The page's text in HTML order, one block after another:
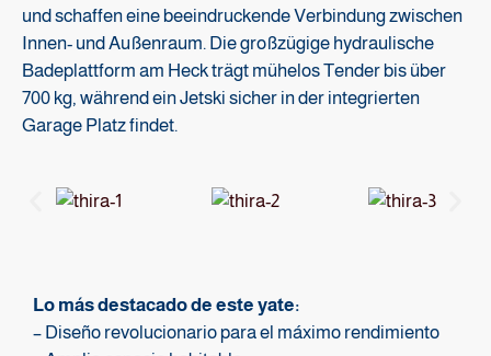
und schaffen eine beeindruckende Verbindung zwischen
Innen- und Außenraum. Die großzügige hydraulische
Badeplattform am Heck trägt mühelos Tender bis über
700 kg, während ein Jetski sicher in der integrierten
Garage Platz findet.
Lo más destacado de este yate:
– Diseño revolucionario para el máximo rendimiento